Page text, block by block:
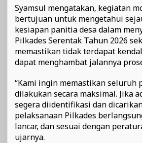
Syamsul mengatakan, kegiatan
bertujuan untuk mengetahui
kesiapan panitia desa dalam
Pilkades Serentak Tahun 2026
memastikan tidak terdapat
dapat menghambat jalannya
“Kami ingin memastikan seluruh
dilakukan secara maksimal. Jika
segera diidentifikasi dan
pelaksanaan Pilkades
lancar, dan sesuai dengan
ujarnya.